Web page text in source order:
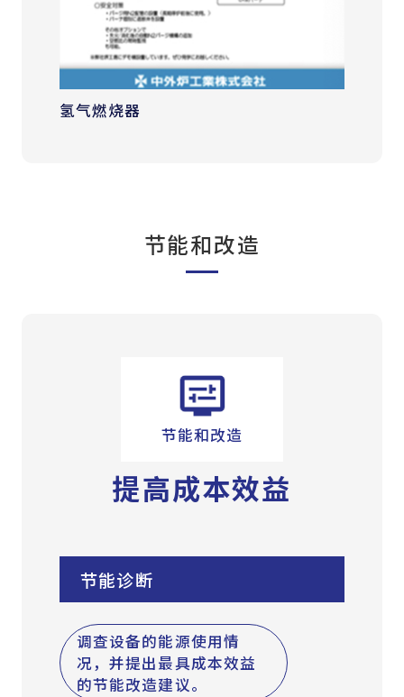
氢气燃烧器
节能和改造
节能和改造
提高成本效益
节能诊断
调查设备的能源使用情
况，并提出最具成本效益
的节能改造建议。